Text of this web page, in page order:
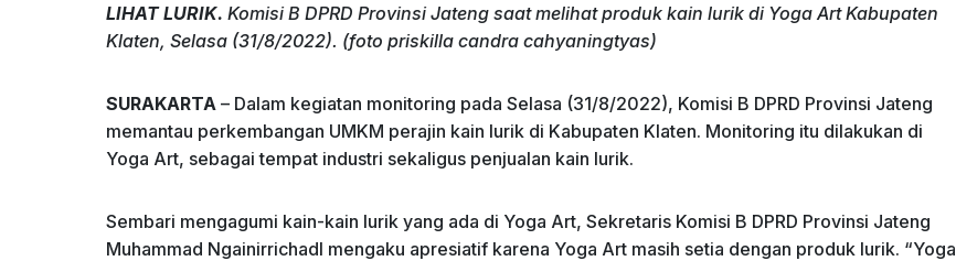
c
e
b
o
o
k
k
dI
n
at
A
p
p
e
gr
a
m
ai ar
LIHAT LURIK. Komisi B DPRD Provinsi Jateng saat melihat produk kain lurik di Yoga Art Kabupaten
Klaten, Selasa (31/8/2022). (foto priskilla candra cahyaningtyas)
SURAKARTA – Dalam kegiatan monitoring pada Selasa (31/8/2022), Komisi B DPRD Provinsi Jateng
memantau perkembangan UMKM perajin kain lurik di Kabupaten Klaten. Monitoring itu dilakukan di
Yoga Art, sebagai tempat industri sekaligus penjualan kain lurik.
Sembari mengagumi kain-kain lurik yang ada di Yoga Art, Sekretaris Komisi B DPRD Provinsi Jateng
Muhammad Ngainirrichadl mengaku apresiatif karena Yoga Art masih setia dengan produk lurik. “Yoga